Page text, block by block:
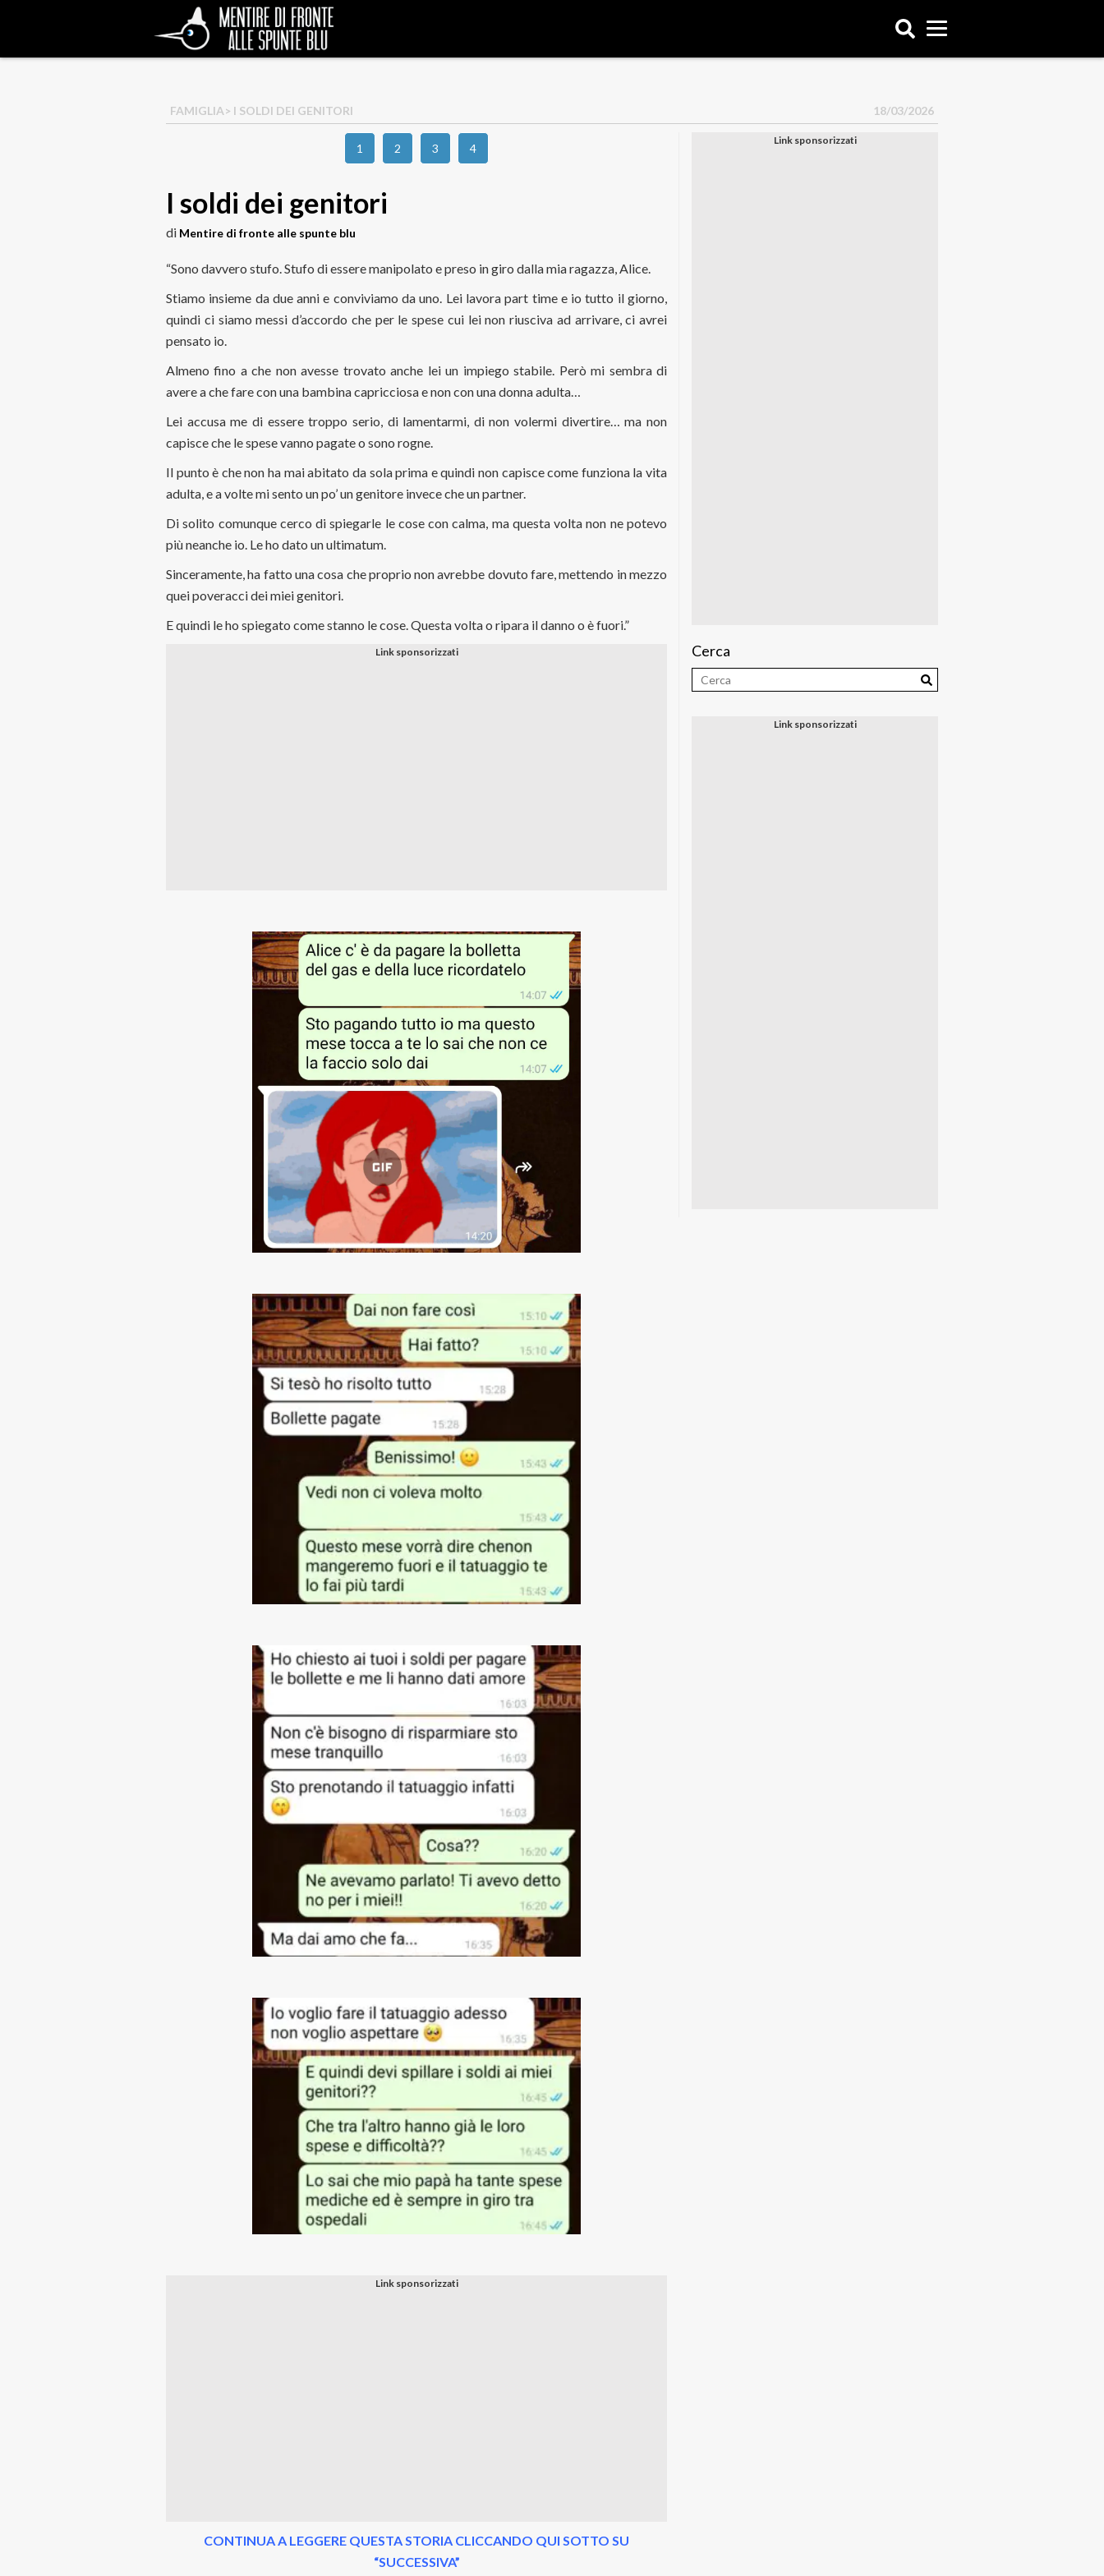
FAMIGLIA> I SOLDI DEI GENITORI 18/03/2026
1 2 3 4
I soldi dei genitori
di Mentire di fronte alle spunte blu
“Sono davvero stufo. Stufo di essere manipolato e preso in giro dalla mia ragazza, Alice.
Stiamo insieme da due anni e conviviamo da uno. Lei lavora part time e io tutto il giorno,
quindi ci siamo messi d’accordo che per le spese cui lei non riusciva ad arrivare, ci avrei
pensato io.
Almeno fino a che non avesse trovato anche lei un impiego stabile. Però mi sembra di
avere a che fare con una bambina capricciosa e non con una donna adulta…
Lei accusa me di essere troppo serio, di lamentarmi, di non volermi divertire… ma non
capisce che le spese vanno pagate o sono rogne.
Il punto è che non ha mai abitato da sola prima e quindi non capisce come funziona la vita
adulta, e a volte mi sento un po’ un genitore invece che un partner.
Di solito comunque cerco di spiegarle le cose con calma, ma questa volta non ne potevo
più neanche io. Le ho dato un ultimatum.
Sinceramente, ha fatto una cosa che proprio non avrebbe dovuto fare, mettendo in mezzo
quei poveracci dei miei genitori.
E quindi le ho spiegato come stanno le cose. Questa volta o ripara il danno o è fuori.”
CONTINUA A LEGGERE QUESTA STORIA CLICCANDO QUI SOTTO SU
“SUCCESSIVA”
Cerca